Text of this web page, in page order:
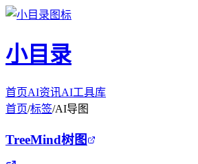
小目录
首页AI资讯AI工具库
首页/标签/AI导图
TreeMind树图